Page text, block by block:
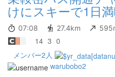
けにスキーで1日
07:08 27.4km
14 3 0
メンバー2人
warubobo2